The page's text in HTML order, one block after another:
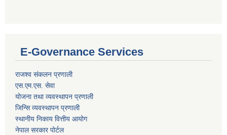
E-Governance Services
राजश्व संकलन प्रणाली
एस.एम.एस. सेवा
योजना तथा व्यवस्थापन प्रणाली
जिन्सि व्यवस्थापन प्रणाली
स्थानीय निकाय वित्तीय आयोग
नेपाल सरकार पोर्टल